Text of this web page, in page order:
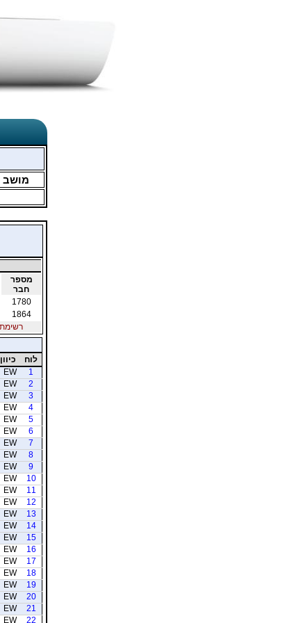
מושב
מספר
חבר
1780
1864
רשימת
לוח כיוון
1
EW
2
EW
3
EW
4
EW
5
EW
6
EW
7
EW
8
EW
9
EW
10
EW
11
EW
12
EW
13
EW
14
EW
15
EW
16
EW
17
EW
18
EW
19
EW
20
EW
21
EW
22
EW